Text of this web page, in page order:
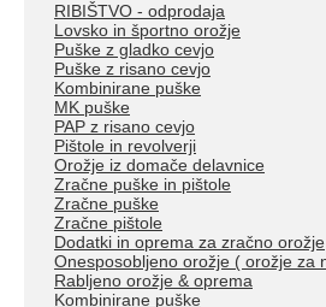
RIBIŠTVO - odprodaja
Lovsko in športno orožje
Puške z gladko cevjo
Puške z risano cevjo
Kombinirane puške
MK puške
PAP z risano cevjo
Pištole in revolverji
Orožje iz domače delavnice
Zračne puške in pištole
Zračne puške
Zračne pištole
Dodatki in oprema za zračno orožje
Onesposobljeno orožje ( orožje za
Rabljeno orožje & oprema
Kombinirane puške